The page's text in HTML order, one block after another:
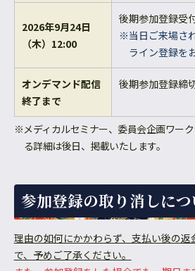
2026年9月24日
（木）12:00
後期参加登録受
※当日ご来場さ
ライン登録を
オンデマンド配信
終了まで
後期参加登録締
※メディカルセミナー、委員会企画ワー
る詳細は後日、掲載いたします。
参加登録の取り消しにつ
理由の如何にかかわらず、支払い後の
で、予めご了承ください。